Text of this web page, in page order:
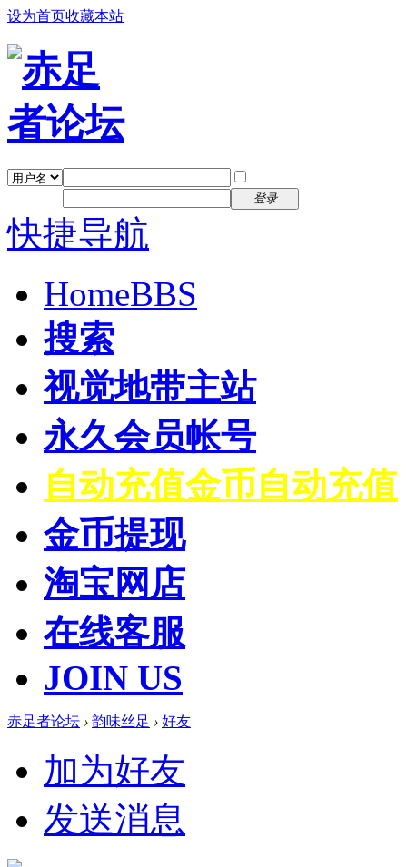
设为首页收藏本站
登录
快捷导航
HomeBBS
搜索
视觉地带主站
永久会员帐号
自动充值金币自动充值
金币提现
淘宝网店
在线客服
JOIN US
赤足者论坛 › 韵味丝足 › 好友
加为好友
发送消息